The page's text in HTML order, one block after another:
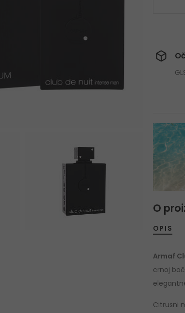
O
OPIS
Armaf
crnoj
Citrusni